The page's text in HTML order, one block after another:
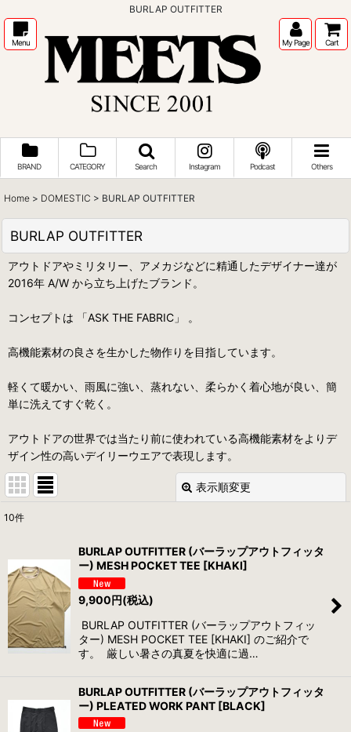
BURLAP OUTFITTER
Menu My Page Cart
BRAND CATEGORY Search Instagram Podcast Others
Home > DOMESTIC > BURLAP OUTFITTER
BURLAP OUTFITTER
アウトドアやミリタリー、アメカジなどに精通したデザイナー達が
2016年 A/W から立ち上げたブランド。
コンセプトは 「ASK THE FABRIC」 。
高機能素材の良さを生かした物作りを目指しています。
軽くて暖かい、雨風に強い、蒸れない、柔らかく着心地が良い、簡
単に洗えてすぐ乾く。
アウトドアの世界では当たり前に使われている高機能素材をよりデ
ザイン性の高いデイリーウエアで表現します。
表示順変更
並び順:
絞り込む
10件
BURLAP OUTFITTER (バーラップアウトフィッタ
ー) MESH POCKET TEE [KHAKI]
9,900円(税込)
BURLAP OUTFITTER (バーラップアウトフィッ
ター) MESH POCKET TEE [KHAKI] のご紹介で
す。 厳しい暑さの真夏を快適に過…
BURLAP OUTFITTER (バーラップアウトフィッタ
ー) PLEATED WORK PANT [BLACK]